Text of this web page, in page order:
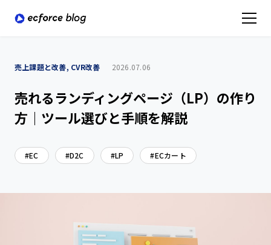
売上課題と改善, CVR改善 2026.07.06
売れるランディングページ（LP）の作り
方｜ツール選びと手順を解説
EC D2C LP ECカート